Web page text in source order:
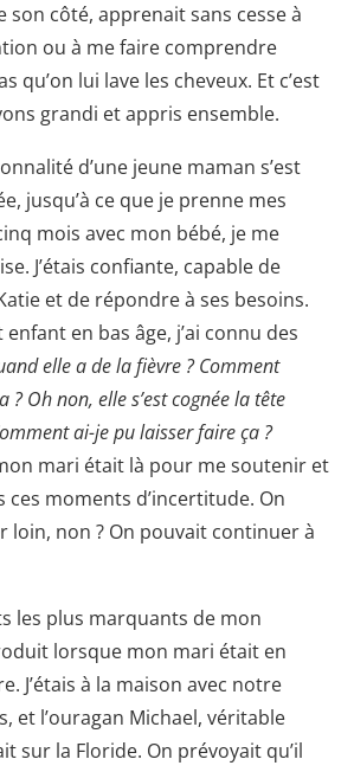
son côté, apprenait sans cesse à
ou à me faire comprendre
qu’on lui lave les cheveux. Et c’est
grandi et appris ensemble.
d’une jeune maman s’est
jusqu’à ce que je prenne mes
mois avec mon bébé, je me
J’étais confiante, capable de
et de répondre à ses besoins.
en bas âge, j’ai connu des
elle a de la fièvre ? Comment
? Oh non, elle s’est cognée la tête
ai-je pu laisser faire ça ?
mari était là pour me soutenir et
ces moments d’incertitude. On
loin, non ? On pouvait continuer à
les plus marquants de mon
lorsque mon mari était en
J’étais à la maison avec notre
et l’ouragan Michael, véritable
sur la Floride. On prévoyait qu’il